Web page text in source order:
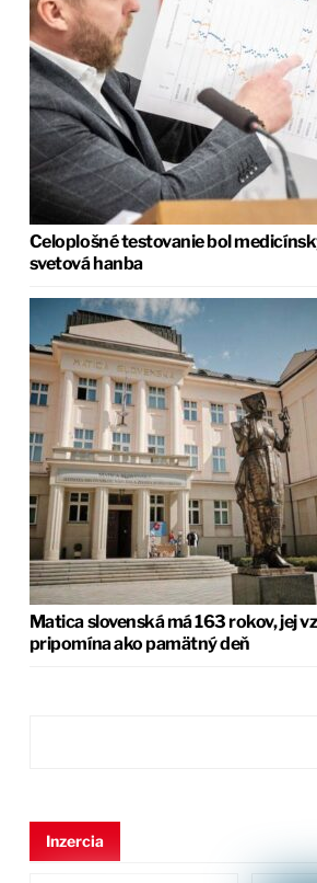
Celoplošné testovanie bol
svetová hanba
Matica slovenská má 163 rokov, jej
pripomína ako pamätný deň
Inzercia